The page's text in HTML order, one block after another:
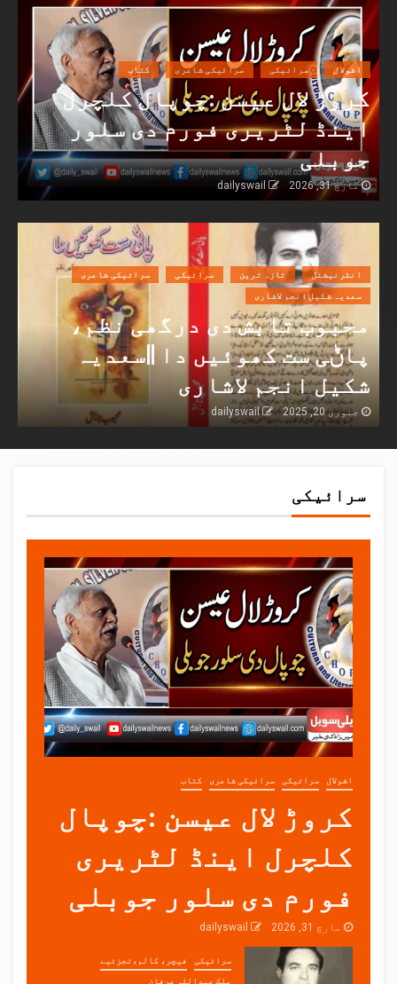
اشولال سرائیکی سرائیکی شاعری کتاب
کروڑ لال عیسن :چوپال کلچرل
اینڈ لٹریری فورم دی سلور
جوبلی
مارچ 31, 2026 dailyswail
انٹرنیشنل تازہ ترین سرائیکی سرائیکی شاعری
سعدیہ شکیل انجم لاشاری
محبوب تابش دی درگھی نظم،
پاݨی ست کھوئیں دا ||سعدیہ
شکیل انجم لاشاری
جنوری 20, 2025 dailyswail
سرائیکی
اشولال سرائیکی سرائیکی شاعری کتاب
کروڑ لال عیسن :چوپال
کلچرل اینڈ لٹریری
فورم دی سلور جوبلی
مارچ 31, 2026 dailyswail
سرائیکی فیچر، کالم،تجزئیے
ملک عبداللہ عرفان